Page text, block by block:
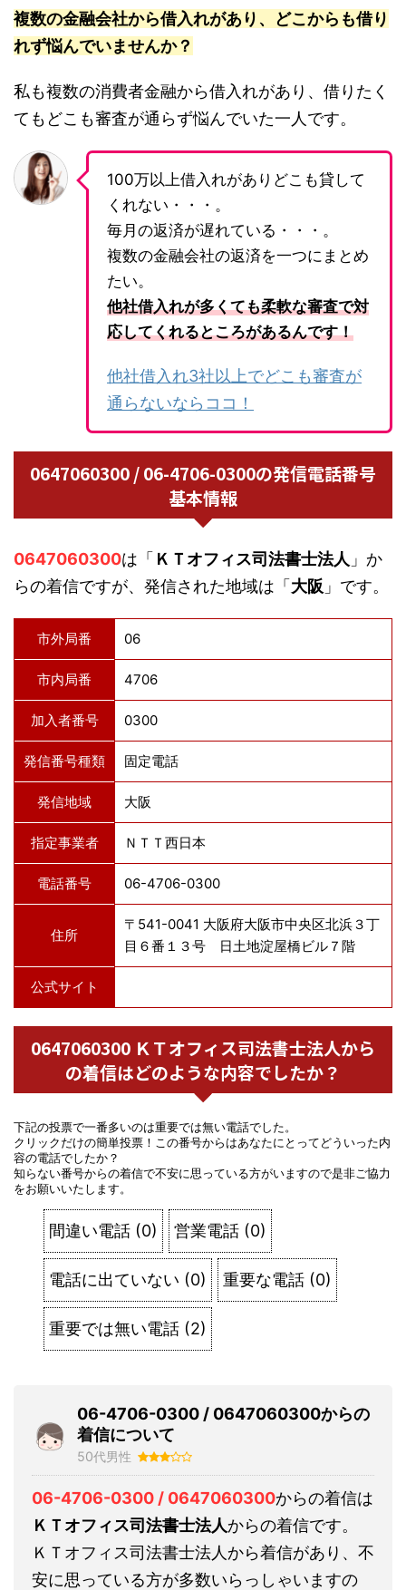
複数の金融会社から借入れがあり、どこからも借り
れず悩んでいませんか？
私も複数の消費者金融から借入れがあり、借りたく
てもどこも審査が通らず悩んでいた一人です。
100万以上借入れがありどこも貸して
くれない・・・。
毎月の返済が遅れている・・・。
複数の金融会社の返済を一つにまとめ
たい。
他社借入れが多くても柔軟な審査で対
応してくれるところがあるんです！
他社借入れ3社以上でどこも審査が
通らないならココ！
0647060300 / 06-4706-0300の発信電話番号
基本情報
0647060300は「 ＫＴオフィス司法書士法人 」か
らの着信ですが、発信された地域は「 大阪 」です。
市外局番 06
市内局番 4706
加入者番号 0300
発信番号種類 固定電話
発信地域 大阪
指定事業者 ＮＴＴ西日本
電話番号 06-4706-0300
住所
〒541-0041 大阪府大阪市中央区北浜３丁
目６番１３号 日土地淀屋橋ビル７階
公式サイト
0647060300 ＫＴオフィス司法書士法人から
の着信はどのような内容でしたか？
下記の投票で一番多いのは重要では無い電話でした。
クリックだけの簡単投票！この番号からはあなたにとってどういった内
容の電話でしたか？
知らない番号からの着信で不安に思っている方がいますので是非ご協力
をお願いいたします。
間違い電話 (0) 営業電話 (0)
電話に出ていない (0) 重要な電話 (0)
重要では無い電話 (2)
06-4706-0300 / 0647060300からの
着信について
50代男性
06-4706-0300 / 0647060300からの着信は
ＫＴオフィス司法書士法人からの着信です。
ＫＴオフィス司法書士法人から着信があり、不
安に思っている方が多数いらっしゃいますの